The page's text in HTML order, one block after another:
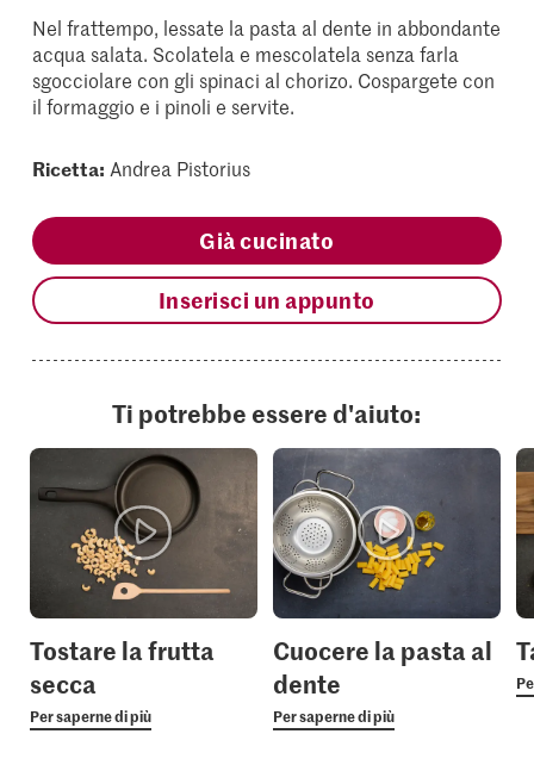
Nel frattempo, lessate la pasta al dente in abbondante
acqua salata. Scolatela e mescolatela senza farla
sgocciolare con gli spinaci al chorizo. Cospargete con
il formaggio e i pinoli e servite.
Ricetta: Andrea Pistorius
Già cucinato
Inserisci un appunto
Ti potrebbe essere d'aiuto:
Tostare la frutta
secca
Per saperne di più
Cuocere la pasta al
dente
Per saperne di più